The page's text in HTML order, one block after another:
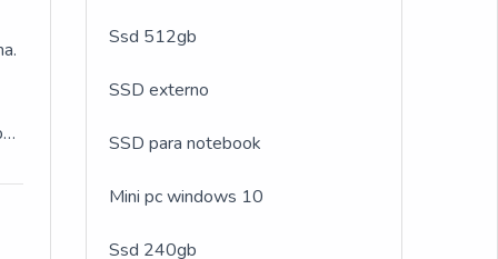
Ssd 512gb
SSD externo
SSD para notebook
Mini pc windows 10
Ssd 240gb